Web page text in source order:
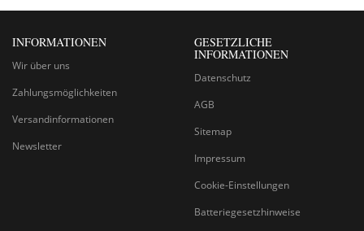
INFORMATIONEN
Wir über uns
Zahlungsmöglichkeiten
Versandinformationen
Newsletter
GESETZLICHE
INFORMATIONEN
Datenschutz
AGB
Sitemap
Impressum
Cookie-Einstellungen
Batteriegesetzhinweise